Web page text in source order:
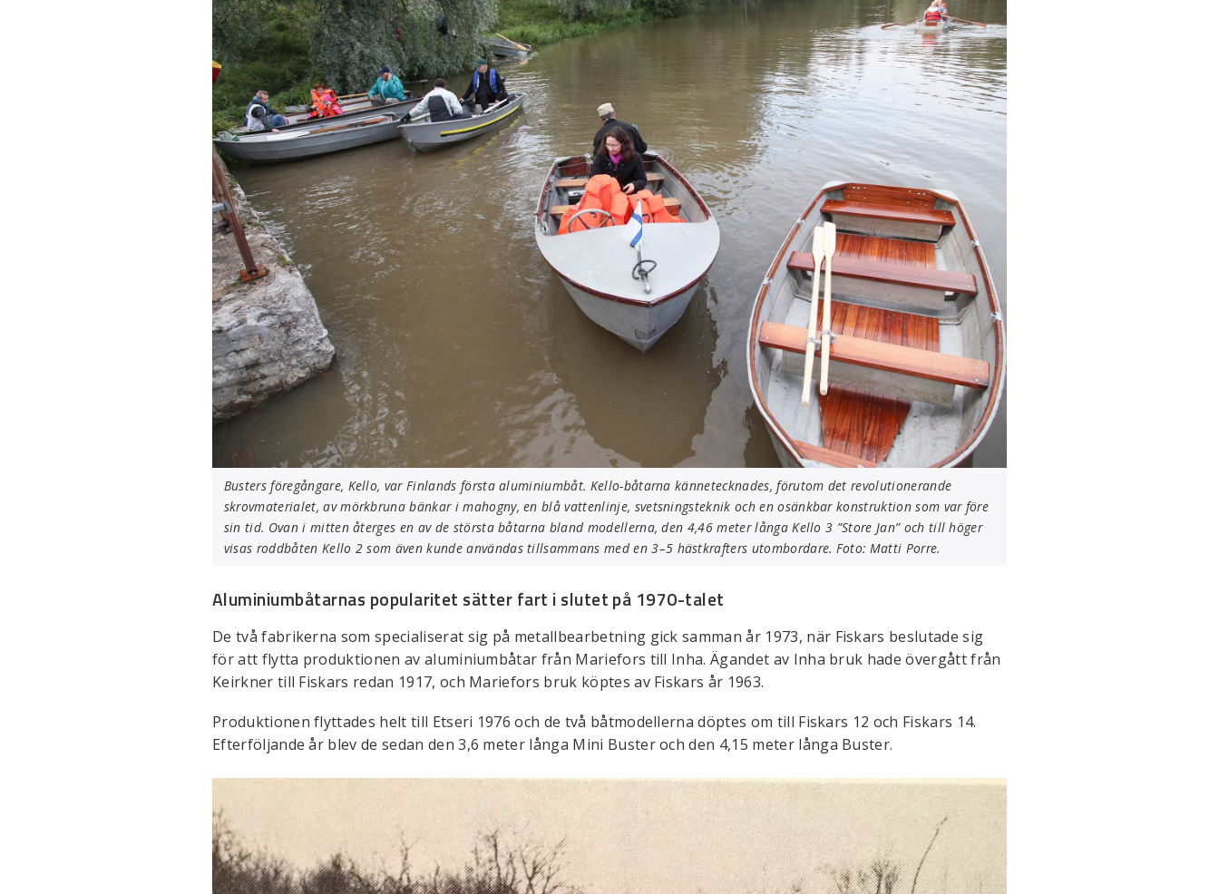
Busters föregångare, Kello, var Finlands första aluminiumbåt. Kello-båtarna kännetecknades, förutom det revolutionerande
skrovmaterialet, av mörkbruna bänkar i mahogny, en blå vattenlinje, svetsningsteknik och en osänkbar konstruktion som var före
sin tid. Ovan i mitten återges en av de största båtarna bland modellerna, den 4,46 meter långa Kello 3 ”Store Jan” och till höger
visas roddbåten Kello 2 som även kunde användas tillsammans med en 3–5 hästkrafters utombordare. Foto: Matti Porre.
Aluminiumbåtarnas popularitet sätter fart i slutet på 1970-talet
De två fabrikerna som specialiserat sig på metallbearbetning gick samman år 1973, när Fiskars beslutade sig
för att flytta produktionen av aluminiumbåtar från Mariefors till Inha. Ägandet av Inha bruk hade övergått från
Keirkner till Fiskars redan 1917, och Mariefors bruk köptes av Fiskars år 1963.
Produktionen flyttades helt till Etseri 1976 och de två båtmodellerna döptes om till Fiskars 12 och Fiskars 14.
Efterföljande år blev de sedan den 3,6 meter långa Mini Buster och den 4,15 meter långa Buster.